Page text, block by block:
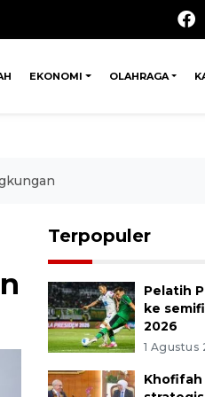
EKONOMI OLAHRAGA
Terpopuler
Pelatih
ke
2026
1 Agustus
Khofifah